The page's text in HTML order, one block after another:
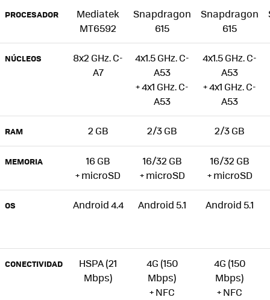
PROCESADOR
Mediatek
MT6592
Snapdragon
615
Snapdragon
615
NÚCLEOS
8x2 GHz. C-
A7
4x1.5 GHz. C-
A53
+ 4x1 GHz. C-
A53
4x1.5 GHz. C-
A53
+ 4x1 GHz. C-
A53
RAM 2 GB 2/3 GB 2/3 GB
MEMORIA
16 GB
+ microSD
16/32 GB
+ microSD
16/32 GB
+ microSD
OS Android 4.4 Android 5.1 Android 5.1
CONECTIVIDAD
HSPA (21
Mbps)
4G (150
Mbps)
+ NFC
4G (150
Mbps)
+ NFC